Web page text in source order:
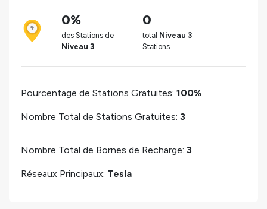
0%
des Stations de
Niveau 3
0
total Niveau 3
Stations
Pourcentage de Stations Gratuites: 100%
Nombre Total de Stations Gratuites: 3
Nombre Total de Bornes de Recharge: 3
Réseaux Principaux: Tesla